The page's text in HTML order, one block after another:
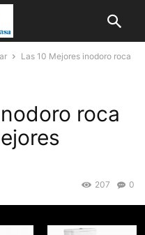
Las 10 Mejores inodoro roca
roca
0
207